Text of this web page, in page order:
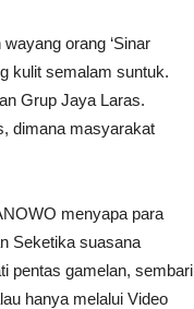
orang ‘Sinar
kulit semalam suntuk.
Grup Jaya Laras.
dimana masyarakat
menyapa para
Seketika suasana
pentas gamelan, sembari
hanya melalui Video